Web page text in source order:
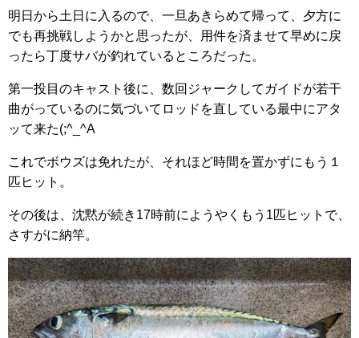
明日から土日に入るので、一旦あきらめて帰って、夕方に
でも再挑戦しようかと思ったが、用件を済ませて早めに戻
ったら丁度サバが釣れているところだった。
第一投目のキャスト後に、数回ジャークしてガイドが若干
曲がっているのに気づいてロッドを直している最中にアタ
ッて来た(;^_^A
これでボウズは免れたが、それほど時間を置かずにもう１
匹ヒット。
その後は、沈黙が続き17時前にようやくもう1匹ヒットで、
さすがに納竿。